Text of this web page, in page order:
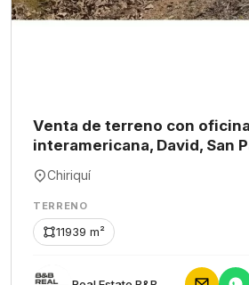
Venta de terreno con
interamericana, David, San
Chiriquí
TERRENO
11939 m²